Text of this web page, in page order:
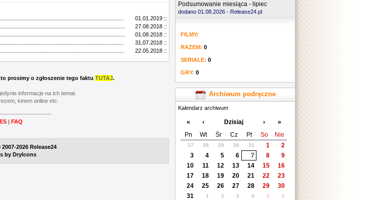
Podsumowanie miesiąca - lipiec
dodano 01.08.2026 - Release24.pl
FILMY:
RAZEM: 0
SERIALE: 0
GRY: 0
Archiwum podręczne
Kalendarz archiwum
« ‹ Dzisiaj ›
»
Pn
Wt Śr Cz Pt So Nie
27 28 29 30 31 1
2
3
4 5 6 7 8
9
10
11 12 13 14 15
16
17
18 19 20 21 22
23
24
25 26 27 28 29
30
31
1 2 3 4 5 6
01.01.2019 ::
27.08.2018 ::
01.08.2018 ::
31.07.2018 ::
22.05.2018 ::
prosimy o zgłoszenie tego faktu TUTAJ.
informacje na ich temat.
kinem online etc.
FAQ
2026 Release24
by DryIcons